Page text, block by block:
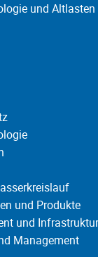
und Altlasten
und Produkte
und Infrastruktur
Management